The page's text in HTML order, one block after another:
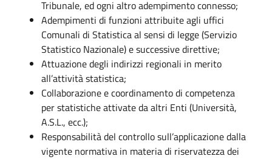
Tribunale, ed ogni altro adempimento connesso;
Adempimenti di funzioni attribuite agli uffici
Comunali di Statistica al sensi di legge (Servizio
Statistico Nazionale) e successive direttive;
Attuazione degli indirizzi regionali in merito
all’attività statistica;
Collaborazione e coordinamento di competenza
per statistiche attivate da altri Enti (Università,
A.S.L., ecc.);
Responsabilità del controllo sull’applicazione dalla
vigente normativa in materia di riservatezza dei